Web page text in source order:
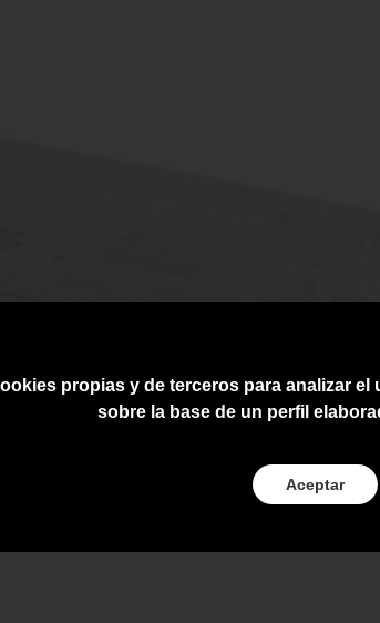
propias y de terceros para analizar
sobre la base de un perfil
Aceptar